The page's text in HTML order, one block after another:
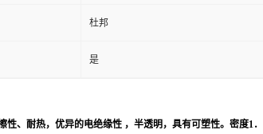
杜邦
是
性、耐热，优异的电绝缘性 ，半透明，具有可塑性。密度1．